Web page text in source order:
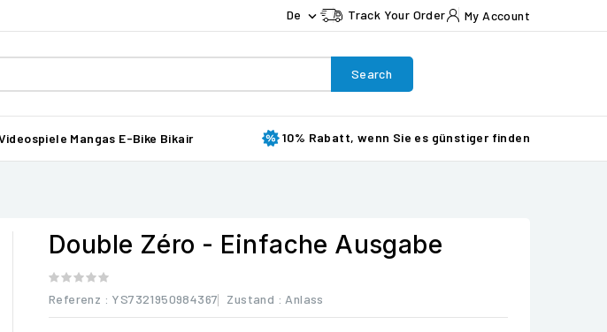
De  Track Your Order My Account
Search
Mangas E-Bike Bikair 10% Rabatt, wenn Sie es günstiger finden
Double Zéro - Einfache Ausgabe
Referenz : YS7321950984367 Zustand : Anlass